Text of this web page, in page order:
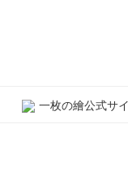
一枚の繪公式サ